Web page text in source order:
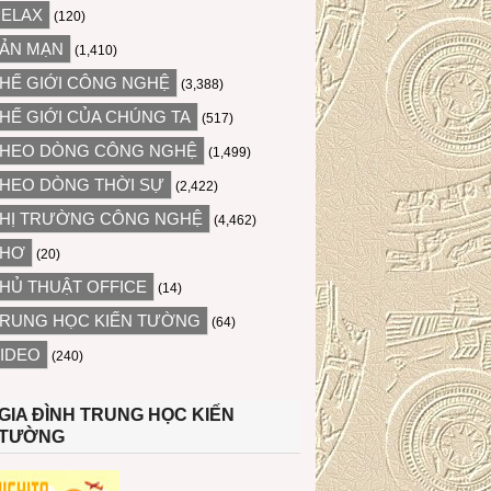
(120)
MẠN (1,410)
GIỚI CÔNG NGHỆ (3,388)
GIỚI CỦA CHÚNG TA (517)
DÒNG CÔNG NGHỆ (1,499)
DÒNG THỜI SỰ (2,422)
TRƯỜNG CÔNG NGHỆ (4,462)
(20)
THUẬT OFFICE (14)
HỌC KIẾN TƯỜNG (64)
(240)
ĐÌNH TRUNG HỌC KIẾN